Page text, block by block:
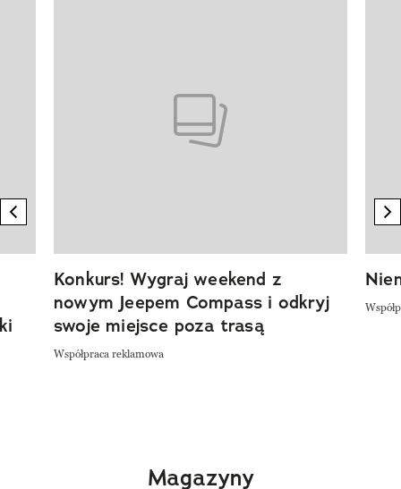
previous element
Konkurs! Wygraj weekend z
nowym Jeepem Compass i odkryj
swoje miejsce poza trasą
Współpraca reklamowa
Magazyny